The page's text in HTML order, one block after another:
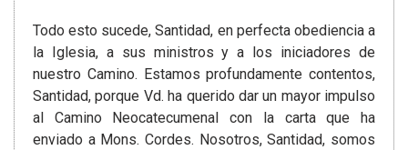
Todo esto sucede, Santidad, en perfecta obediencia a
la Iglesia, a sus ministros y a los iniciadores de
nuestro Camino. Estamos profundamente contentos,
Santidad, porque Vd. ha querido dar un mayor impulso
al Camino Neocatecumenal con la carta que ha
enviado a Mons. Cordes. Nosotros, Santidad, somos